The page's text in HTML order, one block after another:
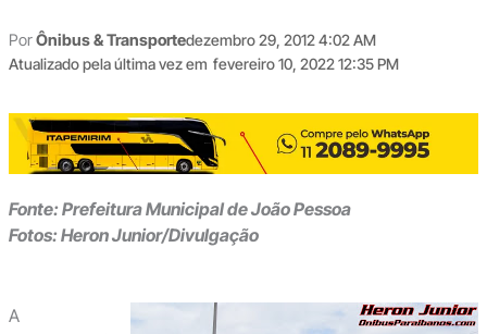
PorÔnibus & Transportedezembro 29, 2012 4:02 AM
Atualizado pela última vez em fevereiro 10, 2022 12:35 PM
Fonte: Prefeitura Municipal de João Pessoa
Fotos:Heron Junior/Divulgação
A